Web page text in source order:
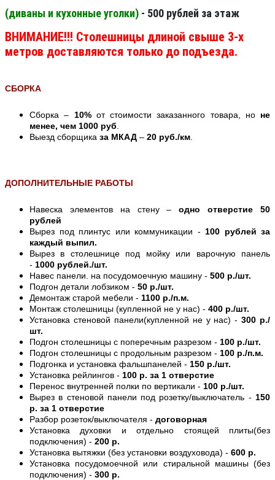
(диваны и кухонные уголки) - 500 рублей за этаж
ВНИМАНИЕ!!! Столешницы длиной свыше 3-х
метров доставляются только до подъезда.
СБОРКА
Сборка – 10%от стоимости заказанного товара, но не
менее, чем 1000 руб
Выезд сборщика за МКАД – 20 руб./км
ДОПОЛНИТЕЛЬНЫЕ РАБОТЫ
Навеска элементов на стену –одно отверстие 50
рублей
Вырез под плинтус или коммуникации - 100 рублей за
каждый выпил.
Вырез в столешнице под мойку или варочную панель
- 1000 рублей./шт.
Навес панели. на посудомоечную машину - 500 р./шт.
Подгон детали лобзиком - 50 р./шт.
Демонтаж старой мебели - 1100 р./п.м.
Монтаж столешницы (купленной не у нас) - 400 р./шт.
Установка стеновой панели(купленной не у нас) -300 р./
шт.
Подгон столешницы с поперечным разрезом - 100 р./шт.
Подгон столешницы с продольным разрезом - 100 р./п.м.
Подгонка и установка фальшпанелей - 150 р./шт.
Установка рейлингов - 100 р. за 1 отверстие
Перенос внутренней полки по вертикали - 100 р./шт.
Вырез в стеновой панели под розетку/выключатель - 150
р. за 1 отверстие
Разбор розеток/выключателя - договорная
Установка духовки и отдельно стоящей плиты(без
подключения) - 200 р.
Установка вытяжки (без установки воздуховода) - 600 р.
Установка посудомоечной или стиральной машины (без
подключения) - 300 р.